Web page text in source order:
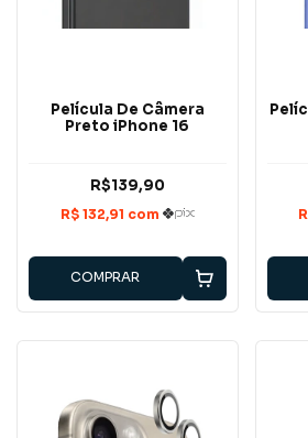
Película De Câmera
Preto iPhone 16
R$139,90
COMPRAR